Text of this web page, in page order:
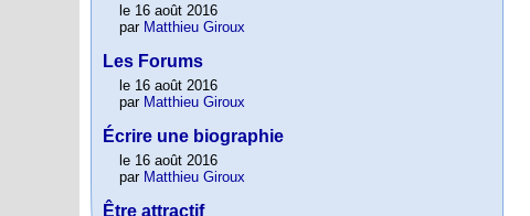
le 16 août 2016
par Matthieu Giroux
Les Forums
le 16 août 2016
par Matthieu Giroux
Écrire une biographie
le 16 août 2016
par Matthieu Giroux
Être attractif